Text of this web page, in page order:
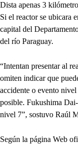
Dista apenas 3
Si el reactor se ubicara
capital del
del río Paraguay.
“Intentan presentar al
omiten indicar que
accidente o evento
posible. Fukushima
nivel 7”, sostuvo Raúl
Según la página Web